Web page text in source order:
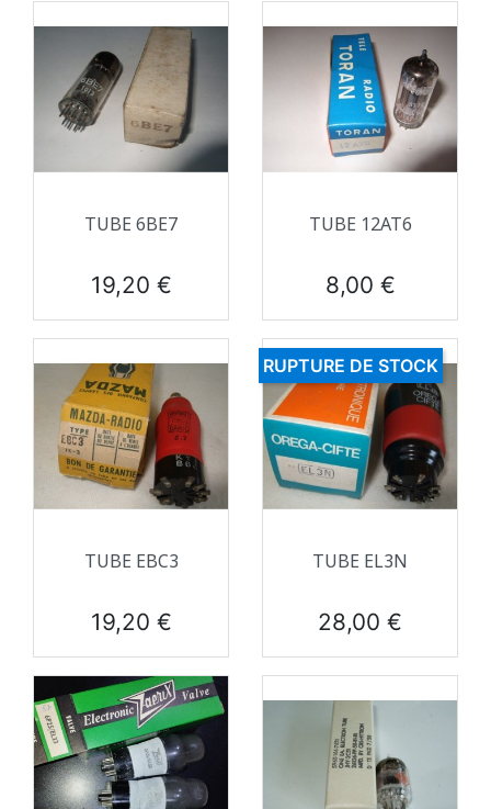
TUBE 6BE7
Prix
19,20 €
TUBE 12AT6
Prix
8,00 €
TUBE EBC3
Prix
19,20 €
TUBE EL3N
Prix
28,00 €
RUPTURE DE STOCK